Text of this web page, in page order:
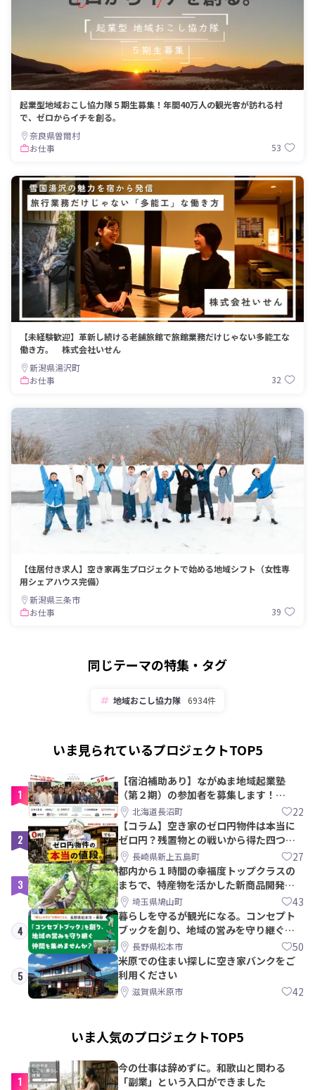
起業型地域おこし協力隊５期生募集！年間40万人の観光客が訪れる村
で、ゼロからイチを創る。
奈良県曽爾村
お仕事
53
【未経験歓迎】革新し続ける老舗旅館で旅館業務だけじゃない多能工な
働き方。 株式会社いせん
新潟県湯沢町
お仕事
32
【住居付き求人】空き家再生プロジェクトで始める地域シフト（女性専
用シェアハウス完備）
新潟県三条市
お仕事
39
同じテーマの特集・タグ
地域おこし協力隊 6934件
いま見られているプロジェクトTOP5
1
【宿泊補助あり】ながぬま地域起業塾
（第２期）の参加者を募集します！
【8/21〆】
北海道長沼町 22
2
【コラム】空き家のゼロ円物件は本当に
ゼロ円？残置物との戦いから得た四つの
教訓｜新上五島町
長崎県新上五島町 27
3
都内から１時間の幸福度トップクラスの
まちで、特産物を活かした新商品開発＆
PRメンバー募集！
埼玉県鳩山町 43
4
暮らしを守るが観光になる。コンセプト
ブックを創り、地域の営みを守り継ぐ仲
間を集めませんか？
長野県松本市 50
5
米原での住まい探しに空き家バンクをご
利用ください
滋賀県米原市 42
いま人気のプロジェクトTOP5
1
今の仕事は辞めずに。和歌山と関わる
「副業」という入口ができました